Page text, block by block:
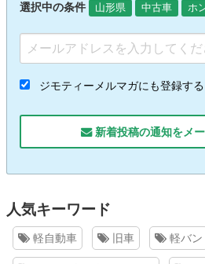
選択中の条件 山形県 中古車 ホ
ジモティーメルマガにも登録する
新着投稿の通知をメ
人気キーワード
軽自動車 旧車 軽バン